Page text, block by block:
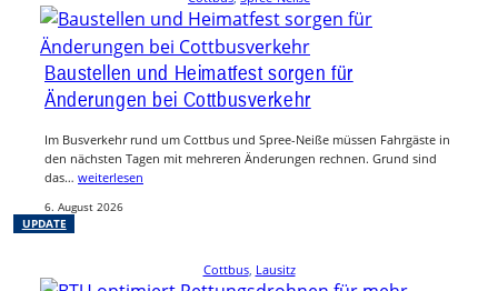
UPDATE
Baustellen und Heimatfest sorgen für
Änderungen bei Cottbusverkehr
Im Busverkehr rund um Cottbus und Spree-Neiße müssen Fahrgäste in
den nächsten Tagen mit mehreren Änderungen rechnen. Grund sind
das… weiterlesen
6. August 2026
Cottbus, Lausitz